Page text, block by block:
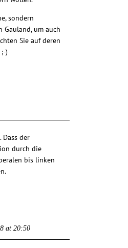
sondern
Gauland, um auch
Sie auf deren
)
der
durch die
bis linken
at 20:50